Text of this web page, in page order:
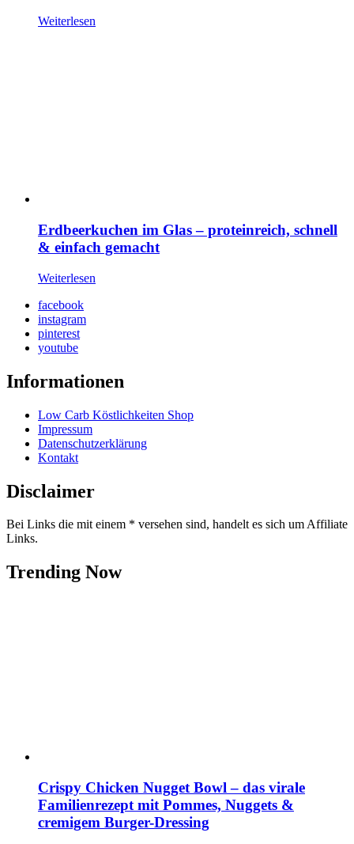
Weiterlesen
Erdbeerkuchen im Glas – proteinreich, schnell
& einfach gemacht
Weiterlesen
facebook
instagram
pinterest
youtube
Informationen
Low Carb Köstlichkeiten Shop
Impressum
Datenschutzerklärung
Kontakt
Disclaimer
Bei Links die mit einem * versehen sind, handelt es sich um Affiliate
Links.
Trending Now
Crispy Chicken Nugget Bowl – das virale
Familienrezept mit Pommes, Nuggets &
cremigem Burger-Dressing